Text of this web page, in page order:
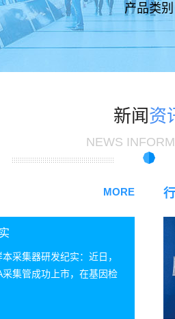
产品类别
新闻资
NEWS
MORE
采集器研发纪实：近日，
集管成功上市，在基因检